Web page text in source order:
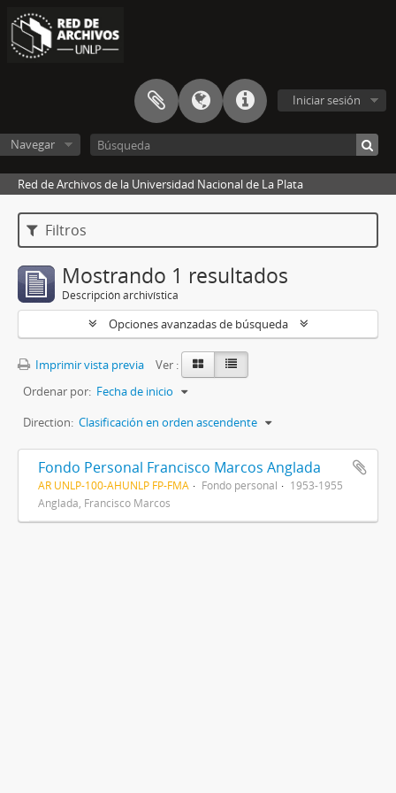
Iniciar sesión
Navegar
Red de Archivos de la Universidad Nacional de La Plata
Filtros
Mostrando 1 resultados
Descripción archivística
Opciones avanzadas de búsqueda
Imprimir vista previa
Ver :
Ordenar por: Fecha de inicio
Direction: Clasificación en orden ascendente
Fondo Personal Francisco Marcos Anglada
AR UNLP-100-AHUNLP FP-FMA Fondo personal
1953-1955
Anglada, Francisco Marcos